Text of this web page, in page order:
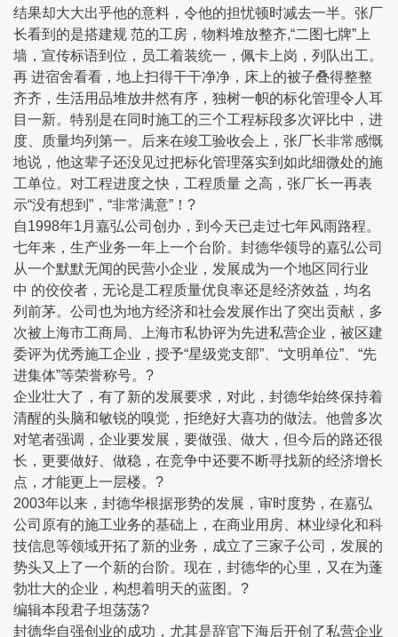
结果却大大出乎他的意料，令他的担忧顿时减去一半。张厂
长看到的是搭建规 范的工房，物料堆放整齐,“二图七牌”上
墙，宣传标语到位，员工着装统一，佩卡上岗，列队出工。
再 进宿舍看看，地上扫得干干净净，床上的被子叠得整整
齐齐，生活用品堆放井然有序，独树一帜的标化管理令人耳
目一新。特别是在同时施工的三个工程标段多次评比中，进
度、质量均列第一。后来在竣工验收会上，张厂长非常感慨
地说，他这辈子还没见过把标化管理落实到如此细微处的施
工单位。对工程进度之快，工程质量 之高，张厂长一再表
示“没有想到”，“非常满意”！?
自1998年1月嘉弘公司创办，到今天已走过七年风雨路程。
七年来，生产业务一年上一个台阶。封德华领导的嘉弘公司
从一个默默无闻的民营小企业，发展成为一个地区同行业
中 的佼佼者，无论是工程质量优良率还是经济效益，均名
列前茅。公司也为地方经济和社会发展作出了突出贡献，多
次被上海市工商局、上海市私协评为先进私营企业，被区建
委评为优秀施工企业，授予“星级党支部”、“文明单位”、“先
进集体”等荣誉称号。?
企业壮大了，有了新的发展要求，对此，封德华始终保持着
清醒的头脑和敏锐的嗅觉，拒绝好大喜功的做法。他曾多次
对笔者强调，企业要发展，要做强、做大，但今后的路还很
长，更要做好、做稳，在竞争中还要不断寻找新的经济增长
点，才能更上一层楼。?
2003年以来，封德华根据形势的发展，审时度势，在嘉弘
公司原有的施工业务的基础上，在商业用房、林业绿化和科
技信息等领域开拓了新的业务，成立了三家子公司，发展的
势头又上了一个新的台阶。现在，封德华的心里，又在为蓬
勃壮大的企业，构想着明天的蓝图。?
编辑本段君子坦荡荡?
封德华自强创业的成功，尤其是辞官下海后开创了私营企业